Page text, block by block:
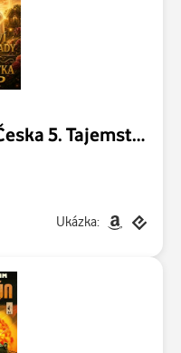
Romantické příběhy z Česka 5. Tajemství staré zahrady
Ukázka: